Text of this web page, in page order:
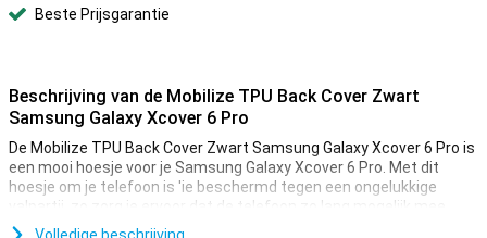
Beste Prijsgarantie
Beschrijving van de Mobilize TPU Back Cover Zwart
Samsung Galaxy Xcover 6 Pro
De Mobilize TPU Back Cover Zwart Samsung Galaxy Xcover 6 Pro is
een mooi hoesje voor je Samsung Galaxy Xcover 6 Pro. Met dit
hoesje om je telefoon is 'ie beschermd tegen een ongelukkige
valpartij, zo zorg je ervoor dat de telefoon zo lang mogelijk mee
gaat!